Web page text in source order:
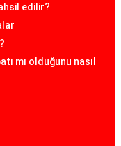
edilir?
mı olduğunu nasıl